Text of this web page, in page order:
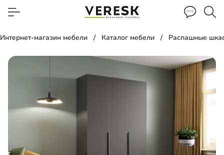
Интернет-магазин мебели Каталог мебели Распашные